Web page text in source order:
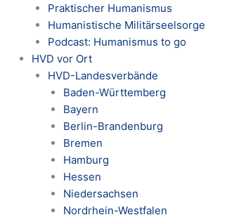
Praktischer Humanismus
Humanistische Militärseelsorge
Podcast: Humanismus to go
HVD vor Ort
HVD-Landesverbände
Baden-Württemberg
Bayern
Berlin-Brandenburg
Bremen
Hamburg
Hessen
Niedersachsen
Nordrhein-Westfalen